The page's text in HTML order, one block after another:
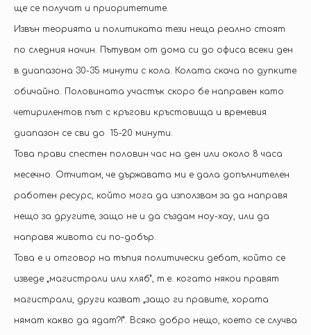
ще се получат и приоритетите.
Извън теорията и политиката тези неща реално стоят
по следния начин. Пътувам от дома си до офиса всеки ден
в диапазона 30-35 минути с кола. Колата скача по дупките
обичайно. Половината участък скоро бе направен като
четирилентов път с кръгови кръстовища и времевия
диапазон се сви до 15-20 минути.
Това прави спестен половин час на ден или около 8 часа
месечно. Отчитам, че държавата ми е дала допълнителен
работен ресурс, който мога да използвам за да направя
нещо за другите, защо не и да създам ноу-хау, или да
направя живота си по-добър.
Това е и отговор на тъпия политически дебат, който се
изведе „магистрали или хляб”, т.е. когато някои правят
магистрали, други казват „защо ги правите, хората
нямат какво да ядат?!”. Всяко добро нещо, което се случва